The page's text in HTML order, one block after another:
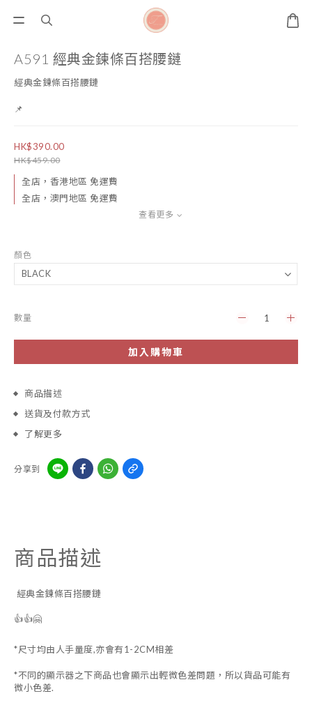
A591 經典金鍊條百搭腰鏈
經典金鍊條百搭腰鏈
📌
HK$390.00
HK$459.00
全店，香港地區 免運費
全店，澳門地區 免運費
查看更多
顏色
數量
加入購物車
商品描述
送貨及付款方式
了解更多
分享到
商品描述
經典金鍊條百搭腰鏈
👍👍🤗
*尺寸均由人手量度,亦會有1-2CM相差
*不同的顯示器之下商品也會顯示出輕微色差問題，所以貨品可能有
微小色差.